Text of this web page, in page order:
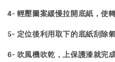
4- 輕壓圖案緩慢拉開底紙，使
5- 定位後利用取下的底紙刮除
6- 吹風機吹乾，上保護漆就完成